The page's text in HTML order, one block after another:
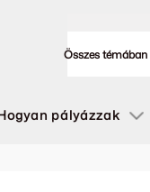
pályázzak